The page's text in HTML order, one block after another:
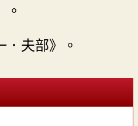
。
．夫部》。